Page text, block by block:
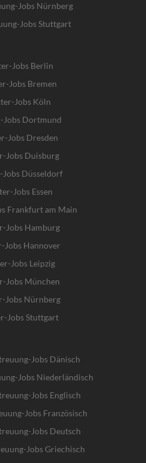
Jobs Nürnberg
Jobs Stuttgart
Jobs Berlin
Jobs Bremen
Jobs Köln
Jobs Dortmund
Jobs Dresden
Jobs Duisburg
Düsseldorf
Jobs Essen
Frankfurt am Main
Jobs Hamburg
Jobs Hannover
Jobs Leipzig
Jobs München
Jobs Nürnberg
Jobs Stuttgart
Jobs Dänisch
Jobs Niederländisch
Jobs Englisch
Jobs Französisch
Jobs Deutsch
Jobs Griechisch